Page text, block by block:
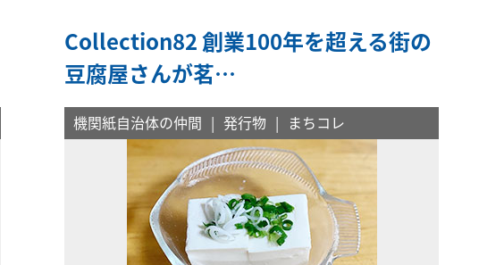
Collection82 創業100年を超える街の
豆腐屋さんが茗…
機関紙自治体の仲間 発行物 まちコレ